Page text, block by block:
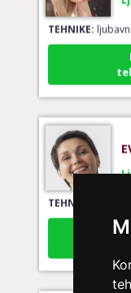
TEHNIKE:
TEHNIKE: